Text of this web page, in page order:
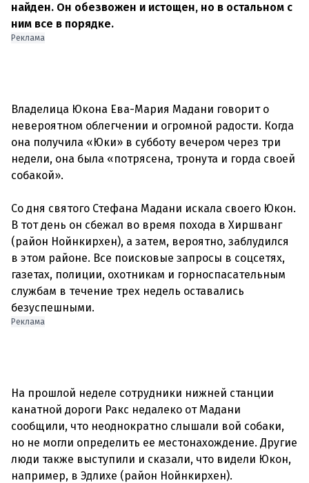
найден. Он обезвожен и истощен, но в остальном с
ним все в порядке.
Реклама
Владелица Юкона Ева-Мария Мадани говорит о
невероятном облегчении и огромной радости. Когда
она получила «Юки» в субботу вечером через три
недели, она была «потрясена, тронута и горда своей
собакой».
Со дня святого Стефана Мадани искала своего Юкон.
В тот день он сбежал во время похода в Хиршванг
(район Нойнкирхен), а затем, вероятно, заблудился
в этом районе. Все поисковые запросы в соцсетях,
газетах, полиции, охотникам и горноспасательным
службам в течение трех недель оставались
Реклама
На прошлой неделе сотрудники нижней станции
канатной дороги Ракс недалеко от Мадани
сообщили, что неоднократно слышали вой собаки,
но не могли определить ее местонахождение. Другие
люди также выступили и сказали, что видели Юкон,
например, в Эдлихе (район Нойнкирхен).